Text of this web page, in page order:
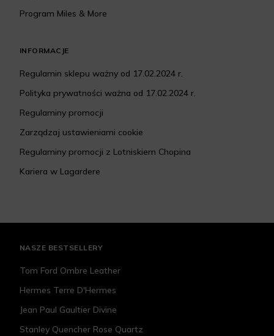
Program Miles & More
INFORMACJE
Regulamin sklepu ważny od 17.02.2024 r.
Polityka prywatności ważna od 17.02.2024 r.
Regulaminy promocji
Zarządzaj ustawieniami cookie
Regulaminy promocji z Lotniskiem Chopina
Kariera w Lagardere
NASZE BESTSELLERY
Tom Ford Ombre Leather
Hermes Terre D'Hermes
Jean Paul Gaultier Divine
Stanley Quencher Rose Quartz